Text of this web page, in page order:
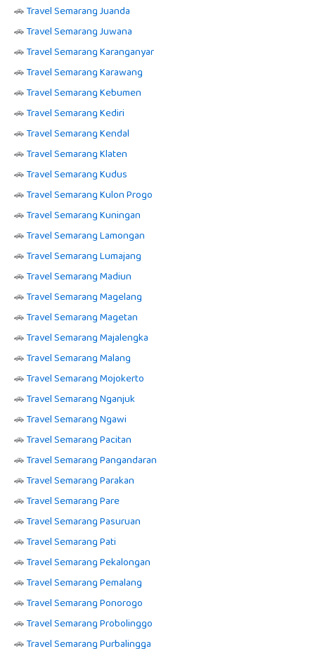
🚗Travel Semarang Juanda
🚗Travel Semarang Juwana
🚗Travel Semarang Karanganyar
🚗Travel Semarang Karawang
🚗Travel Semarang Kebumen
🚗Travel Semarang Kediri
🚗Travel Semarang Kendal
🚗Travel Semarang Klaten
🚗Travel Semarang Kudus
🚗Travel Semarang Kulon Progo
🚗Travel Semarang Kuningan
🚗Travel Semarang Lamongan
🚗Travel Semarang Lumajang
🚗Travel Semarang Madiun
🚗Travel Semarang Magelang
🚗Travel Semarang Magetan
🚗Travel Semarang Majalengka
🚗Travel Semarang Malang
🚗Travel Semarang Mojokerto
🚗Travel Semarang Nganjuk
🚗Travel Semarang Ngawi
🚗Travel Semarang Pacitan
🚗Travel Semarang Pangandaran
🚗Travel Semarang Parakan
🚗Travel Semarang Pare
🚗Travel Semarang Pasuruan
🚗Travel Semarang Pati
🚗Travel Semarang Pekalongan
🚗Travel Semarang Pemalang
🚗Travel Semarang Ponorogo
🚗Travel Semarang Probolinggo
🚗Travel Semarang Purbalingga